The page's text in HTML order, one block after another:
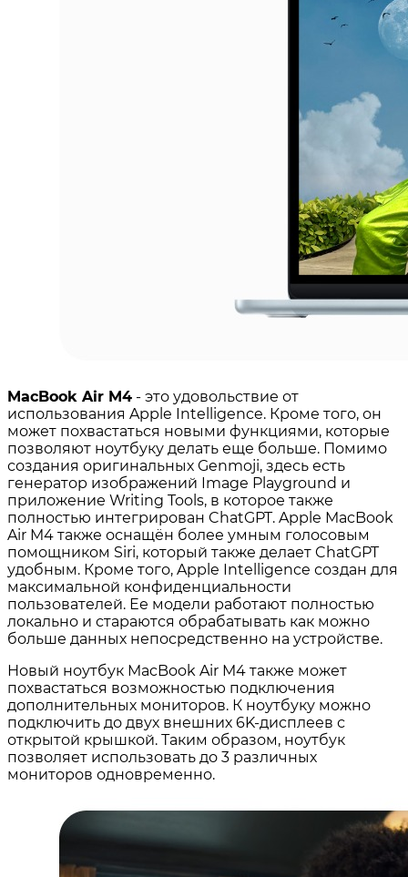
MacBook Air M4 - это удовольствие от
использования Apple Intelligence. Кроме того, он
может похвастаться новыми функциями, которые
позволяют ноутбуку делать еще больше. Помимо
создания оригинальных Genmoji, здесь есть
генератор изображений Image Playground и
приложение Writing Tools, в которое также
полностью интегрирован ChatGPT. Apple MacBook
Air M4 также оснащён более умным голосовым
помощником Siri, который также делает ChatGPT
удобным. Кроме того, Apple Intelligence создан для
максимальной конфиденциальности
пользователей. Ее модели работают полностью
локально и стараются обрабатывать как можно
больше данных непосредственно на устройстве.
Новый ноутбук MacBook Air M4 также может
похвастаться возможностью подключения
дополнительных мониторов. К ноутбуку можно
подключить до двух внешних 6K-дисплеев с
открытой крышкой. Таким образом, ноутбук
позволяет использовать до 3 различных
мониторов одновременно.